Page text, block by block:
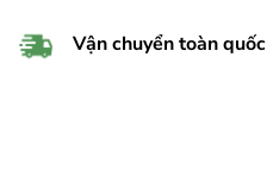
Vận chuyển toàn quốc